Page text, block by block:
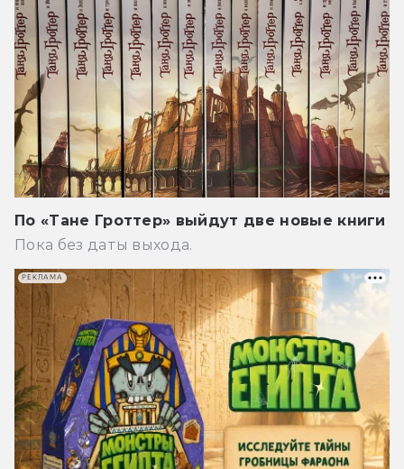
По «Тане Гроттер» выйдут две новые книги
Пока без даты выхода.
РЕКЛАМА